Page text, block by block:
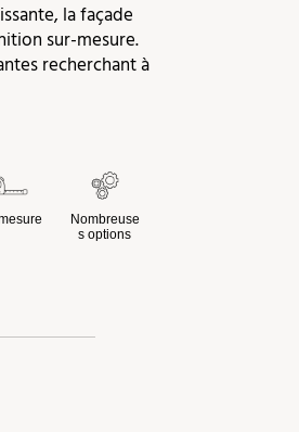
la façade
sur-mesure.
recherchant à
Nombreuse
s options